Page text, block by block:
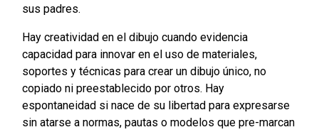
sus padres.
Hay creatividad en el dibujo cuando evidencia
capacidad para innovar en el uso de materiales,
soportes y técnicas para crear un dibujo único, no
copiado ni preestablecido por otros. Hay
espontaneidad si nace de su libertad para expresarse
sin atarse a normas, pautas o modelos que pre-marcan